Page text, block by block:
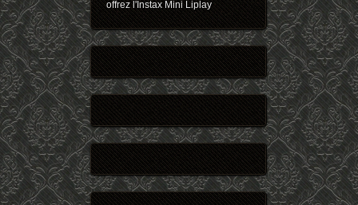
offrez l'Instax Mini Liplay